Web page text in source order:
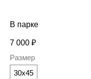
В парке
7 000 ₽
Размер
30х45